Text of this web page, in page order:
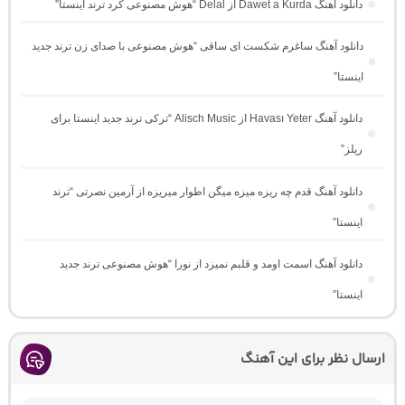
دانلود آهنگ Dawet a Kurda از Delal “هوش مصنوعی کرد ترند اینستا”
دانلود آهنگ ساغرم شکست ای ساقی “هوش مصنوعی با صدای زن ترند جدید
اینستا”
دانلود آهنگ Havası Yeter از Alisch Music “ترکی ترند جدید اینستا برای
ریلز”
دانلود آهنگ ﻗﺪم ﭼﻪ رﻳﺰه ﻣﻴﺰه ﻣﻴﮕﻦ اﻃﻮار ﻣﻴﺮﻳﺰه از آرمین نصرتی “ترند
اینستا”
دانلود آهنگ اسمت اومد و قلبم نمیزد از نورا “هوش مصنوعی ترند جدید
اینستا”
ارسال نظر برای این آهنگ